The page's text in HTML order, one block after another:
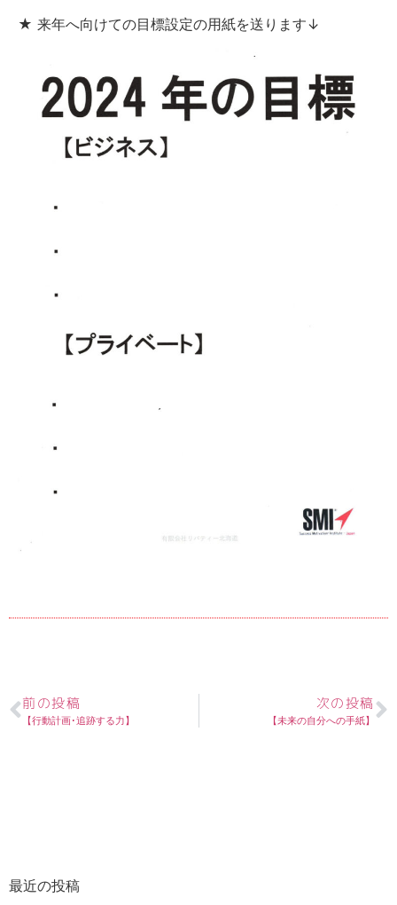
★ 来年へ向けての目標設定の用紙を送ります↓
前の投稿
【行動計画･追跡する力】
次の投稿
【未来の自分への手紙】
最近の投稿